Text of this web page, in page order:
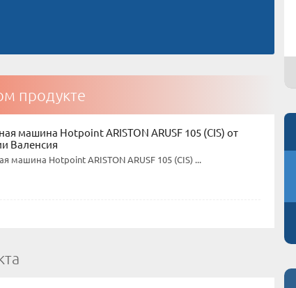
продукте
машина Hotpoint ARISTON ARUSF 105 (CIS) от
Валенсия
машина Hotpoint ARISTON ARUSF 105 (CIS) ...